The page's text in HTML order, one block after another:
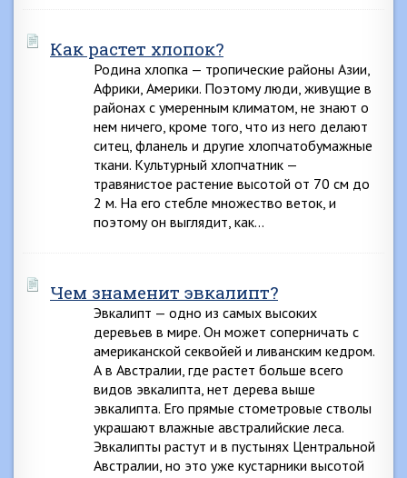
Как растет хлопок?
Родина хлопка — тропические районы Азии,
Африки, Америки. Поэтому люди, живущие в
районах с умеренным климатом, не знают о
нем ничего, кроме того, что из него делают
ситец, фланель и другие хлопчатобумажные
ткани. Культурный хлопчатник —
травянистое растение высотой от 70 см до
2 м. На его стебле множество веток, и
поэтому он выглядит, как…
Чем знаменит эвкалипт?
Эвкалипт — одно из самых высоких
деревьев в мире. Он может соперничать с
американской секвойей и ливанским кедром.
А в Австралии, где растет больше всего
видов эвкалипта, нет дерева выше
эвкалипта. Его прямые стометровые стволы
украшают влажные австралийские леса.
Эвкалипты растут и в пустынях Центральной
Австралии, но это уже кустарники высотой